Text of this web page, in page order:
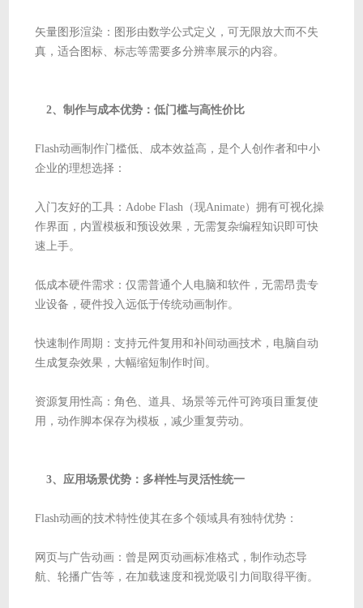
矢量图形渲染：图形由数学公式定义，可无限放大而不失
真，适合图标、标志等需要多分辨率展示的内容。
2、制作与成本优势：低门槛与高性价比
Flash动画制作门槛低、成本效益高，是个人创作者和中小
企业的理想选择：
入门友好的工具：Adobe Flash（现Animate）拥有可视化操
作界面，内置模板和预设效果，无需复杂编程知识即可快
速上手。
低成本硬件需求：仅需普通个人电脑和软件，无需昂贵专
业设备，硬件投入远低于传统动画制作。
快速制作周期：支持元件复用和补间动画技术，电脑自动
生成复杂效果，大幅缩短制作时间。
资源复用性高：角色、道具、场景等元件可跨项目重复使
用，动作脚本保存为模板，减少重复劳动。
3、应用场景优势：多样性与灵活性统一
Flash动画的技术特性使其在多个领域具有独特优势：
网页与广告动画：曾是网页动画标准格式，制作动态导
航、轮播广告等，在加载速度和视觉吸引力间取得平衡。